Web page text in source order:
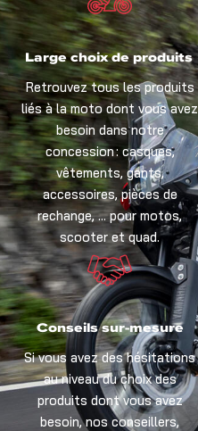
Large choix de produits
Retrouvez tous les produits
liés à la moto dont vous avez
besoin dans notre
concession : casques,
vêtements, gants,
accessoires, pièces de
rechange, … pour motos,
scooter et quad.
Conseils sur-mesure
Si vous avez des hésitations
au niveau du choix des
produits dont vous avez
besoin, nos conseillers,